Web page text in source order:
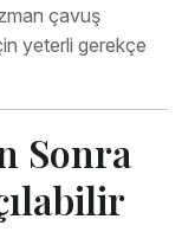
çavuş
yeterli gerekçe
Sonra